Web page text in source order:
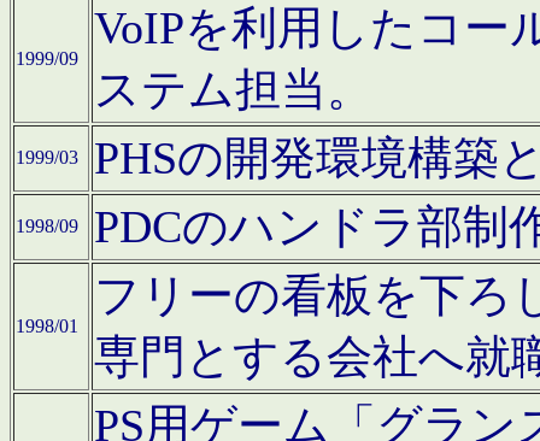
1999/09
VoIPを利用したコー
ステム担当。
1999/03 PHSの開発環境構築
1998/09 PDCのハンドラ部制
1998/01
フリーの看板を下ろ
専門とする会社へ就
PS用ゲーム「グラン